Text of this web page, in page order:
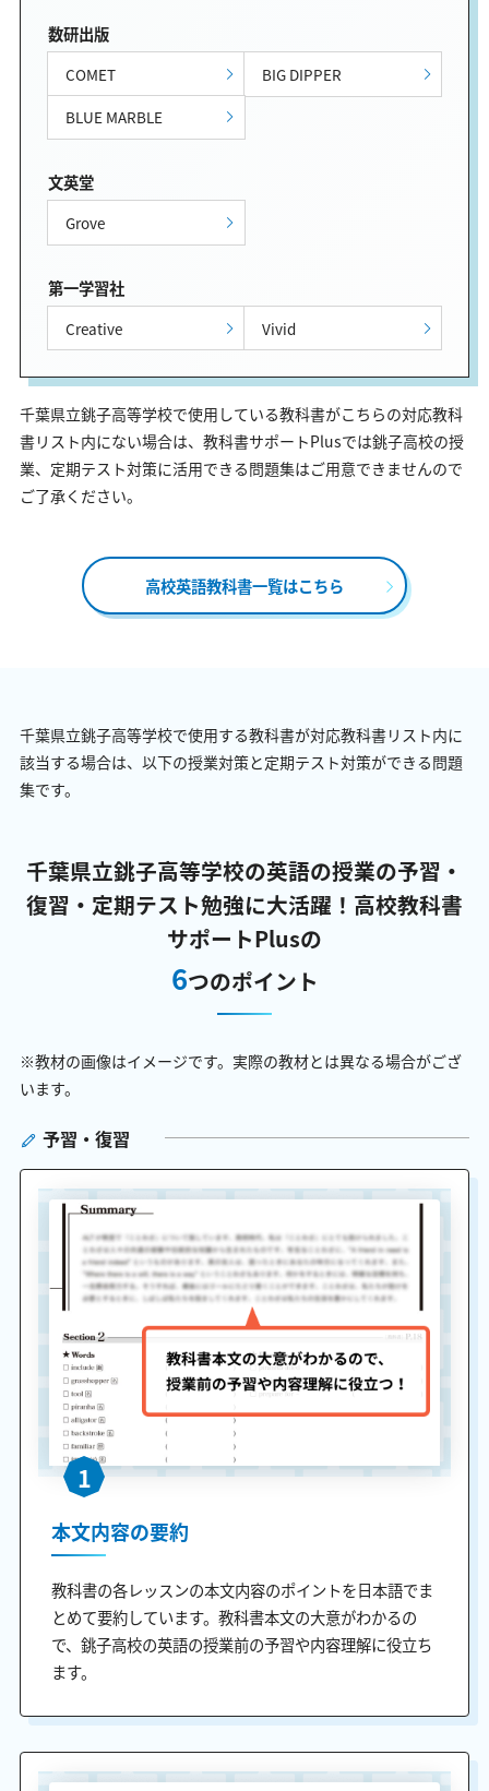
数研出版
COMET
BIG DIPPER
BLUE MARBLE
文英堂
Grove
第一学習社
Creative Vivid
千葉県立銚子高等学校で使用している教科書がこちらの対応教科
書リスト内にない場合は、教科書サポートPlusでは銚子高校の授
業、定期テスト対策に活用できる問題集はご用意できませんので
ご了承ください。
高校英語教科書一覧はこちら
千葉県立銚子高等学校で使用する教科書が対応教科書リスト内に
該当する場合は、以下の授業対策と定期テスト対策ができる問題
集です。
千葉県立銚子高等学校の英語の授業の予習・
復習・定期テスト勉強に大活躍！ 高校教科書
サポートPlusの
6つのポイント
※教材の画像はイメージです。実際の教材とは異なる場合がござ
います。
予習・復習
1
本文内容の要約
教科書の各レッスンの本文内容のポイントを日本語でま
とめて要約しています。教科書本文の大意がわかるの
で、銚子高校の英語の授業前の予習や内容理解に役立ち
ます。